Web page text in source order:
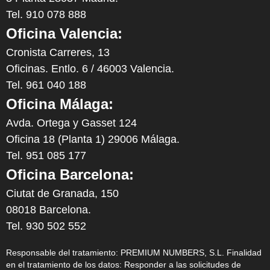
Tel. 910 078 888
Oficina Valencia:
Cronista Carreres, 13
Oficinas. Entlo. 6 / 46003 Valencia.
Tel. 961 040 188
Oficina Málaga:
Avda. Ortega y Gasset 124
Oficina 18 (Planta 1) 29006 Málaga.
Tel. 951 085 177
Oficina Barcelona:
Ciutat de Granada, 150
08018 Barcelona.
Tel. 930 502 552
Responsable del tratamiento: PREMIUM NUMBERS, S.L. Finalidad
en el tratamiento de los datos: Responder a las solicitudes de